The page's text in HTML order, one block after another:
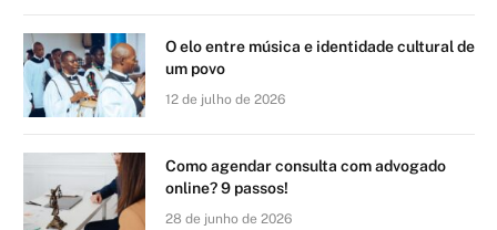
O elo entre música e identidade cultural de
um povo
12 de julho de 2026
Como agendar consulta com advogado
online? 9 passos!
28 de junho de 2026